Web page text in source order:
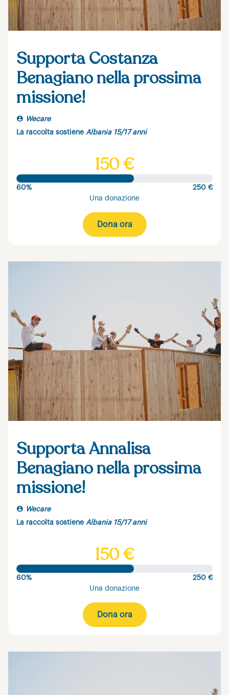
Supporta Costanza
Benagiano nella prossima
missione!
Wecare
La raccolta sostiene Albania 15/17 anni
150 €
60%
250 €
Una donazione
Dona ora
Supporta Annalisa
Benagiano nella prossima
missione!
Wecare
La raccolta sostiene Albania 15/17 anni
150 €
60%
250 €
Una donazione
Dona ora